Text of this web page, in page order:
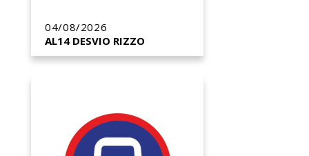
04/08/2026
AL14 DESVIO RIZZO